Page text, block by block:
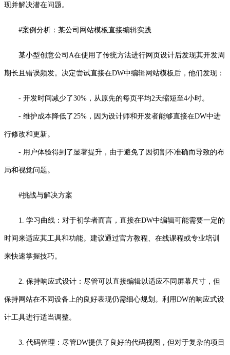
现并解决潜在问题。
#案例分析：某公司网站模板直接编辑实践
某小型创意公司A在使用了传统方法进行网页设计后发现其开发周
期长且错误频发。决定尝试直接在DW中编辑网站模板后，他们发现：
- 开发时间减少了30%，从原先的每页平均2天缩短至4小时。
- 维护成本降低了25%，因为设计师和开发者能够直接在DW中进
行修改和更新。
- 用户体验得到了显著提升，由于避免了因切割不准确而导致的布
局和视觉问题。
#挑战与解决方案
1. 学习曲线：对于初学者而言，直接在DW中编辑可能需要一定的
时间来适应其工具和功能。建议通过官方教程、在线课程或专业培训
来快速掌握技巧。
2. 保持响应式设计：尽管可以直接编辑以适应不同屏幕尺寸，但
保持网站在不同设备上的良好表现仍需细心规划。利用DW的响应式设
计工具进行适当调整。
3. 代码管理：尽管DW提供了良好的代码视图，但对于复杂的项目